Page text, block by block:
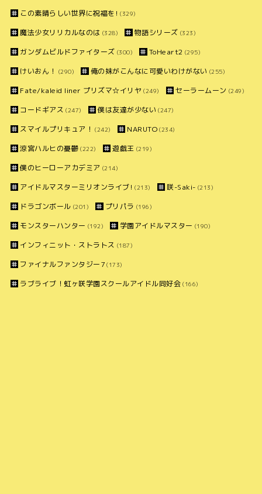
この素晴らしい世界に祝福を! (329)
魔法少女リリカルなのは (328) 物語シリーズ (323)
ガンダムビルドファイターズ (300) ToHeart2 (295)
けいおん！ (290) 俺の妹がこんなに可愛いわけがない (255)
Fate/kaleid liner プリズマ☆イリヤ (249) セーラームーン (249)
コードギアス (247) 僕は友達が少ない (247)
スマイルプリキュア！ (242) NARUTO (234)
涼宮ハルヒの憂鬱 (222) 遊戯王 (219)
僕のヒーローアカデミア (214)
アイドルマスターミリオンライブ! (213) 咲-Saki- (213)
ドラゴンボール (201) プリパラ (196)
モンスターハンター (192) 学園アイドルマスター (190)
インフィニット・ストラトス (187)
ファイナルファンタジー7 (173)
ラブライブ！虹ヶ咲学園スクールアイドル同好会 (166)